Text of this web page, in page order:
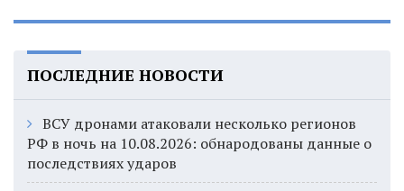
ПОСЛЕДНИЕ НОВОСТИ
ВСУ дронами атаковали несколько регионов
РФ в ночь на 10.08.2026: обнародованы данные о
последствиях ударов